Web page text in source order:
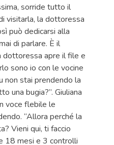
sorride tutto il
visitarla, la dottoressa
può dedicarsi alla
di parlare. È il
dottoressa apre il file e
sono io con le vocine
non stai prendendo la
una bugia?”. Giuliana
voce flebile le
“Allora perché la
Vieni qui, ti faccio
18 mesi e 3 controlli